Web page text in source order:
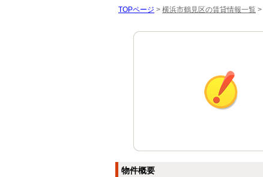
TOPページ > 横浜市鶴見区の賃貸情報一覧 >
物件概要